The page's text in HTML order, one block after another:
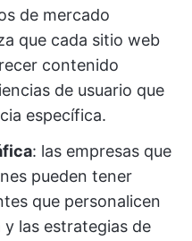
de mercado
que cada sitio web
contenido
de usuario que
específica.
: las empresas que
pueden tener
que personalicen
las estrategias de